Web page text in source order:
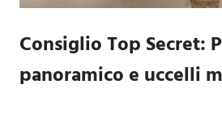
Consiglio Top Secret:
panoramico e uccelli